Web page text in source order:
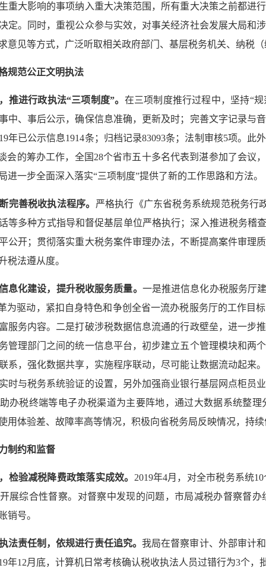
重大影响的事项纳入重大决策范围，所有重大决策之前都进
定。同时，重视公众参与实效，对事关经济社会发展大局和
意见等方式，广泛听取相关政府部门、基层税务机关、纳税（
规范公正文明执法
推进行政执法“三项制度”。 在三项制度推行过程中，坚持“规
中、事后公示，确保信息准确，更新及时；完善文字记录与
年已公示信息1914条；归档记录83093条；法制审核5项。此外
会的筹办工作，全国 28个省市五十多名代表到湛参加了会议
进一步全面深入落实“三项制度”提供了新的工作思路和方法。
完善税收执法程序。 严格执行《广东省税务系统规范税务行
等多种方式指导和督促基层单位严格执行；深入推进税务稽
公开；贯彻落实重大税务案件审理办法，不断提高案件审理
税法遵从度。
息化建设，提升税收服务质量。 一是推进信息化办税服务厅
为驱动，紧扣自身特色和争创全省一流办税服务厅的工作目
服务内容。二是打破涉税数据信息流通的行政壁垒，进一步
管理部门之间的统一信息平台，初步建立五个管理模块和两
系，强化数据共享，实施程序联动，尽可能让数据流动起来
时与税务系统验证的设置，另外加强商业银行基层网点柜员
办税终端等电子办税渠道为主要阵地，通过大数据系统整
用体验差、故障率高等情况，积极向省税务局反映情况，持
制约和监督
检验减税降费政策落实成效。 2019年4月，对全市税务系统10
展综合性督察。对督察中发现的问题，市局减税办督察督
销号。
法责任制，依规进行责任追究。 我局在督察审计、外部审计
年12月底，计算机日常考核确认税收执法人员过错行为3个，